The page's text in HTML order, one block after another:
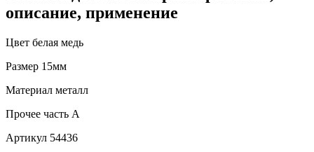
описание, применение
Цвет белая медь
Размер 15мм
Материал металл
Прочее часть A
Артикул 54436